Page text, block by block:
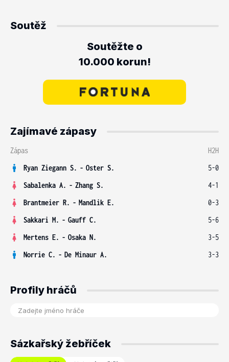
Soutěž
Soutěžte o
10.000 korun!
Zajímavé zápasy
Zápas
H2H
Ryan Ziegann S. - Oster S.
5-0
Sabalenka A. - Zhang S.
4-1
Brantmeier R. - Mandlik E.
0-3
Sakkari M. - Gauff C.
5-6
Mertens E. - Osaka N.
3-5
Norrie C. - De Minaur A. 3-3
Profily hráčů
Sázkařský žebříček